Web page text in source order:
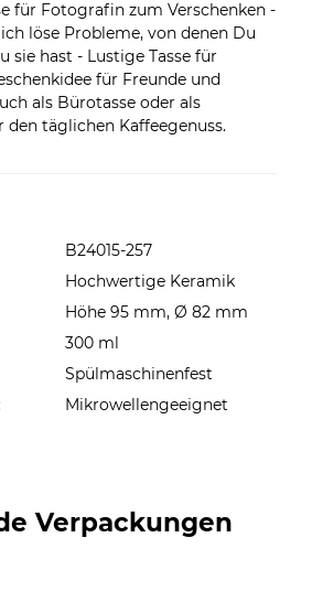
für Fotografin zum Verschenken -
löse Probleme, von denen Du
sie hast - Lustige Tasse für
für Freunde und
als Bürotasse oder als
den täglichen Kaffeegenuss.
B24015-257
Hochwertige Keramik
Höhe 95 mm, Ø 82 mm
300 ml
Spülmaschinenfest
Mikrowellengeeignet
Verpackungen